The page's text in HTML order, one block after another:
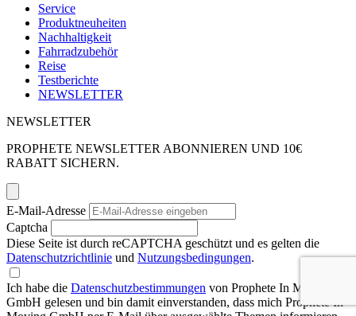
Service
Produktneuheiten
Nachhaltigkeit
Fahrradzubehör
Reise
Testberichte
NEWSLETTER
NEWSLETTER
PROPHETE NEWSLETTER ABONNIEREN UND 10€
RABATT SICHERN.
E-Mail-Adresse
Captcha
Diese Seite ist durch reCAPTCHA geschützt und es gelten die
Datenschutzrichtlinie und Nutzungsbedingungen.
Ich habe die Datenschutzbestimmungen von Prophete In Moving
GmbH gelesen und bin damit einverstanden, dass mich Prophete In